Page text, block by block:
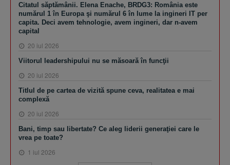
Citatul săptămânii. Elena Enache, BRDG3: România este
numărul 1 în Europa şi numărul 6 în lume la ingineri IT per
capita. Deci avem tehnologie, avem ingineri, dar n-avem
capital
20 iul 2026
Viitorul leadershipului nu se măsoară în funcţii
20 iul 2026
Titlul de pe cartea de vizită spune ceva, realitatea e mai
complexă
20 iul 2026
Bani, timp sau libertate? Ce aleg liderii generaţiei care le
vrea pe toate?
1 iul 2026